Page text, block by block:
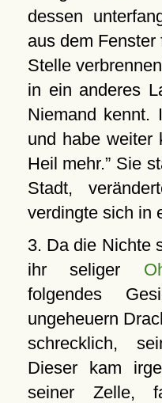
dessen
aus dem
Stelle
in ein anderes
Niemand kennt.
und habe weiter
Heil mehr. Sie
Stadt,
verdingte sich in
3. Da die Nichte
ihr seliger
folgendes
ungeheuern
schrecklich,
Dieser kam
seiner Zelle,